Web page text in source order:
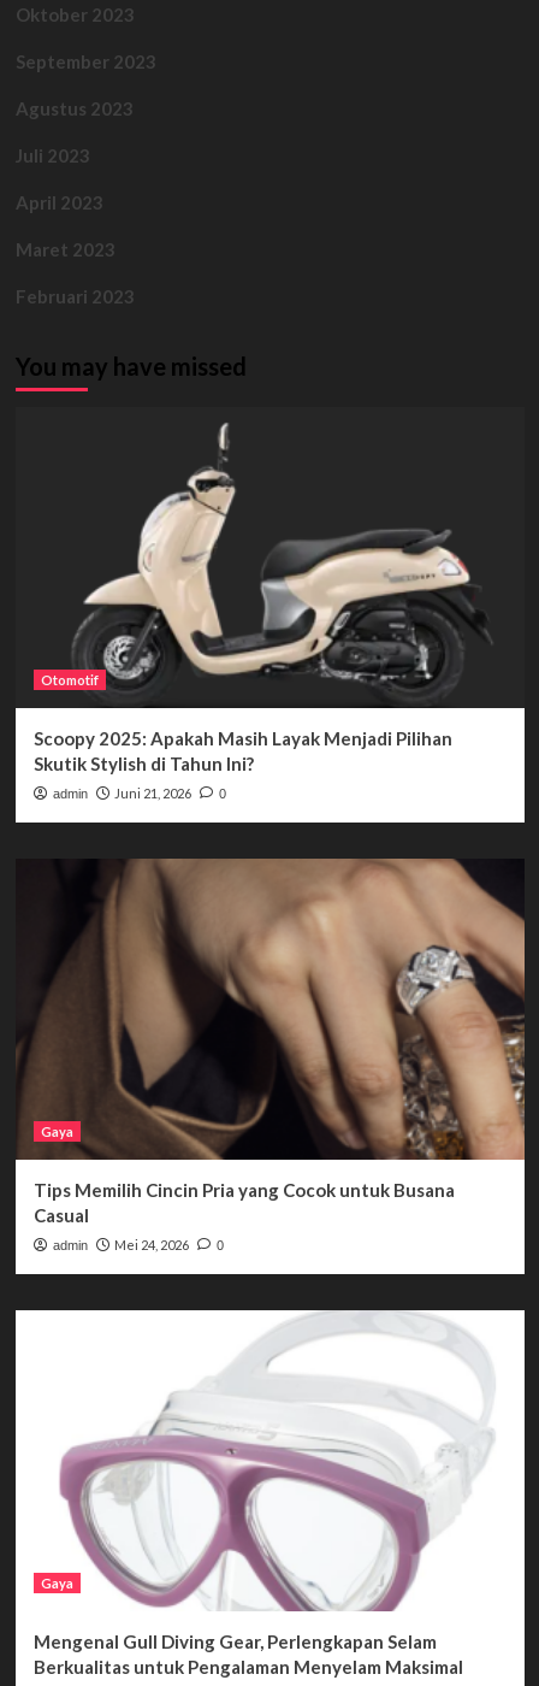
Oktober 2023
September 2023
Agustus 2023
Juli 2023
April 2023
Maret 2023
Februari 2023
You may have missed
Otomotif
Scoopy 2025: Apakah Masih Layak Menjadi Pilihan
Skutik Stylish di Tahun Ini?
admin Juni 21, 2026 0
Gaya
Tips Memilih Cincin Pria yang Cocok untuk Busana
Casual
admin Mei 24, 2026 0
Gaya
Mengenal Gull Diving Gear, Perlengkapan Selam
Berkualitas untuk Pengalaman Menyelam Maksimal